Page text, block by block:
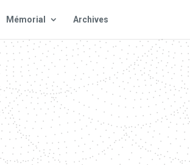
Mémorial Archives